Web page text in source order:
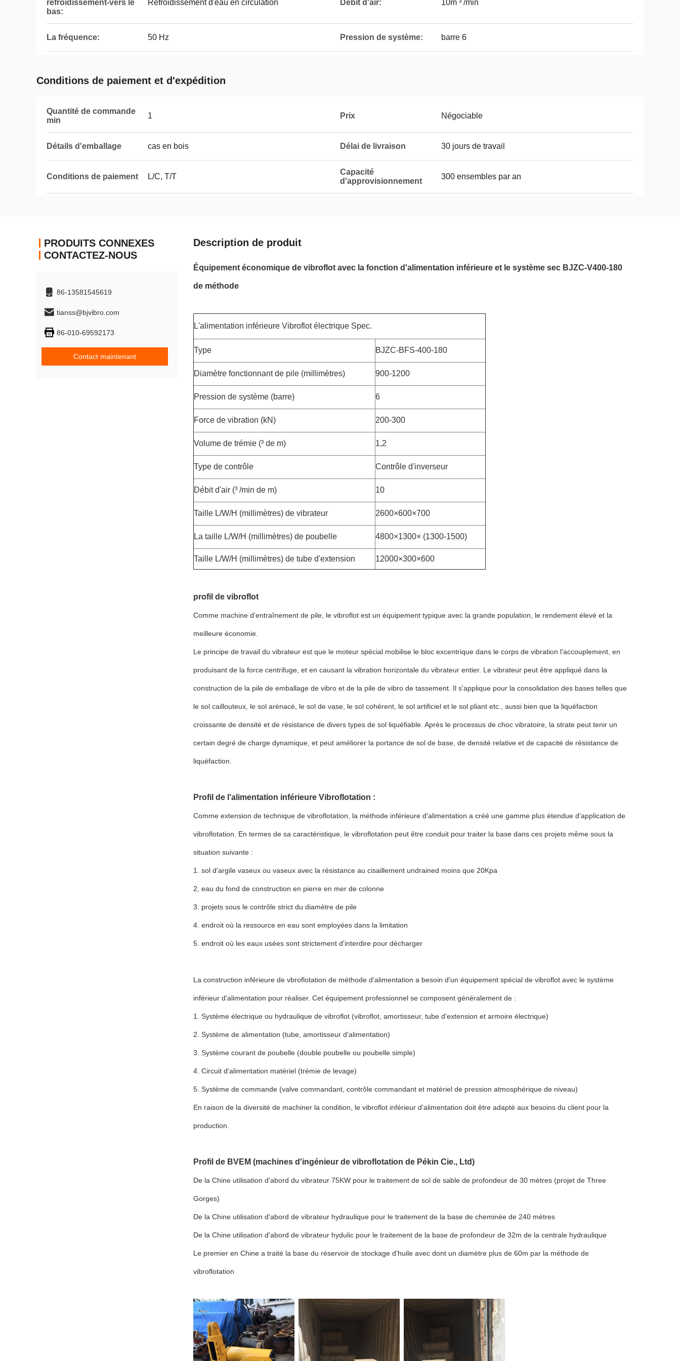
refroidissement-vers le
bas:
Refroidissement d'eau en circulation Débit d'air: 10m ³ /min
La fréquence: 50 Hz Pression de système: barre 6
Conditions de paiement et d'expédition
Quantité de commande
min
1 Prix Négociable
Détails d'emballage cas en bois Délai de livraison 30 jours de travail
Conditions de paiement L/C, T/T
Capacité
d'approvisionnement
300 ensembles par an
PRODUITS CONNEXES
CONTACTEZ-NOUS
86-13581545619
tianss@bjvibro.com
86-010-69592173
Contact maintenant
Description de produit
Équipement économique de vibroflot avec la fonction d'alimentation inférieure et le système sec BJZC-V400-180
de méthode
L'alimentation inférieure Vibroflot électrique Spec.
Type BJZC-BFS-400-180
Diamètre fonctionnant de pile (millimètres) 900-1200
Pression de système (barre) 6
Force de vibration (kN) 200-300
Volume de trémie (³ de m) 1,2
Type de contrôle Contrôle d'inverseur
Débit d'air (³ /min de m) 10
Taille L/W/H (millimètres) de vibrateur 2600×600×700
La taille L/W/H (millimètres) de poubelle 4800×1300× (1300-1500)
Taille L/W/H (millimètres) de tube d'extension 12000×300×600
profil de vibroflot
Comme machine d'entraînement de pile, le vibroflot est un équipement typique avec la grande population, le rendement élevé et la
meilleure économie.
Le principe de travail du vibrateur est que le moteur spécial mobilise le bloc excentrique dans le corps de vibration l'accouplement, en
produisant de la force centrifuge, et en causant la vibration horizontale du vibrateur entier. Le vibrateur peut être appliqué dans la
construction de la pile de emballage de vibro et de la pile de vibro de tassement. Il s'applique pour la consolidation des bases telles que
le sol caillouteux, le sol arénacé, le sol de vase, le sol cohérent, le sol artificiel et le sol pliant etc., aussi bien que la liquéfaction
croissante de densité et de résistance de divers types de sol liquéfiable. Après le processus de choc vibratoire, la strate peut tenir un
certain degré de charge dynamique, et peut améliorer la portance de sol de base, de densité relative et de capacité de résistance de
liquéfaction.
Profil de l'alimentation inférieure Vibroflotation :
Comme extension de technique de vibroflotation, la méthode inférieure d'alimentation a créé une gamme plus étendue d'application de
vibroflotation. En termes de sa caractéristique, le vibroflotation peut être conduit pour traiter la base dans ces projets même sous la
situation suivante :
1. sol d'argile vaseux ou vaseux avec la résistance au cisaillement undrained moins que 20Kpa
2, eau du fond de construction en pierre en mer de colonne
3. projets sous le contrôle strict du diamètre de pile
4. endroit où la ressource en eau sont employées dans la limitation
5. endroit où les eaux usées sont strictement d'interdire pour décharger
La construction inférieure de vbroflotation de méthode d'alimentation a besoin d'un équipement spécial de vibroflot avec le système
inférieur d'alimentation pour réaliser. Cet équipement professionnel se composent généralement de :
1. Système électrique ou hydraulique de vibroflot (vibroflot, amortisseur, tube d'extension et armoire électrique)
2. Système de alimentation (tube, amortisseur d'alimentation)
3. Système courant de poubelle (double poubelle ou poubelle simple)
4. Circuit d'alimentation matériel (trémie de levage)
5. Système de commande (valve commandant, contrôle commandant et matériel de pression atmosphérique de niveau)
En raison de la diversité de machiner la condition, le vibroflot inférieur d'alimentation doit être adapté aux besoins du client pour la
production.
Profil de BVEM (machines d'ingénieur de vibroflotation de Pékin Cie., Ltd)
De la Chine utilisation d'abord du vibrateur 75KW pour le traitement de sol de sable de profondeur de 30 mètres (projet de Three
Gorges)
De la Chine utilisation d'abord de vibrateur hydraulique pour le traitement de la base de cheminée de 240 mètres
De la Chine utilisation d'abord de vibrateur hydulic pour le traitement de la base de profondeur de 32m de la centrale hydraulique
Le premier en Chine a traité la base du réservoir de stockage d'huile avec dont un diamètre plus de 60m par la méthode de
vibroflotation